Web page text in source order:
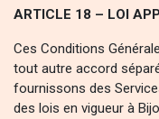
ARTICLE 18 – LOI
Ces Conditions
tout autre accord
fournissons des
des lois en vigueur à